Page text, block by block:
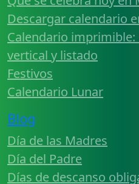
Descargar calendario
Calendario imprimible:
vertical y listado
Festivos
Calendario Lunar
Blog
Día de las Madres
Día del Padre
Días de descanso